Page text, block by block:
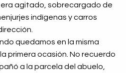
agitado, sobrecargado de
indígenas y carros
quedamos en la misma
primera ocasión. No recuerdo
a la parcela del abuelo,